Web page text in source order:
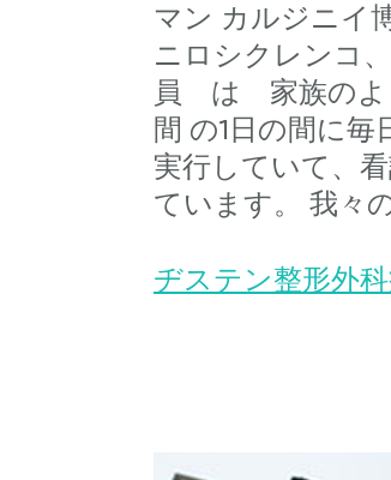
マン カルジニイ
ニロシクレン
員 は 家族のよ
間 の1日の間に
実行していて、
ています。 我
ヂステン整形外